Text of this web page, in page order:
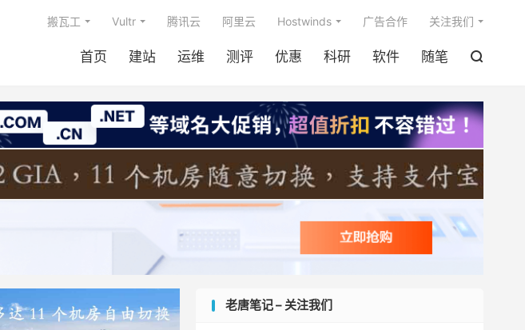
首页 建站 运维 测评 优惠 科研 软件 随笔 
搬瓦工 Vultr 腾讯云 阿里云 Hostwinds 广告合作 关注我们
老唐笔记 – 关注我们